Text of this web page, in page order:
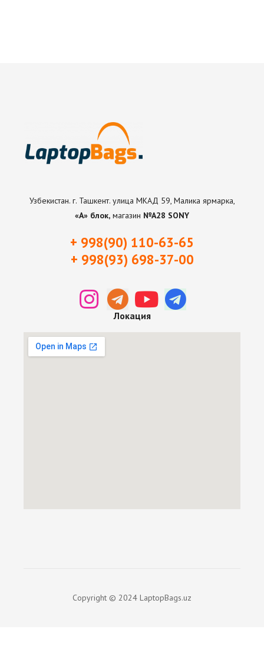
Узбекистан. г. Ташкент. улица МКАД 59, Малика ярмарка,
«А» блок, магазин №А28 SONY
+ 998(90) 110-63-65
+ 998(93) 698-37-00
Локация
Copyright © 2024 LaptopBags.uz